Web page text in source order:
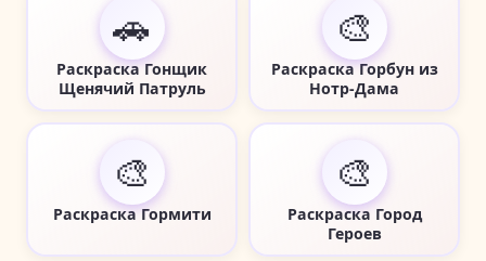
🚗
Раскраска Гонщик
Щенячий Патруль
🎨
Раскраска Горбун из
Нотр-Дама
🎨
Раскраска Гормити
🎨
Раскраска Город
Героев